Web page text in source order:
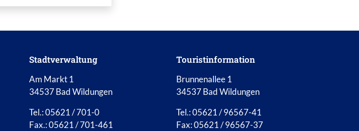
Stadtverwaltung
Am Markt 1
34537 Bad Wildungen
Tel.: 05621 / 701-0
Fax.: 05621 / 701-461
Touristinformation
Brunnenallee 1
34537 Bad Wildungen
Tel.: 05621 / 96567-41
Fax: 05621 / 96567-37